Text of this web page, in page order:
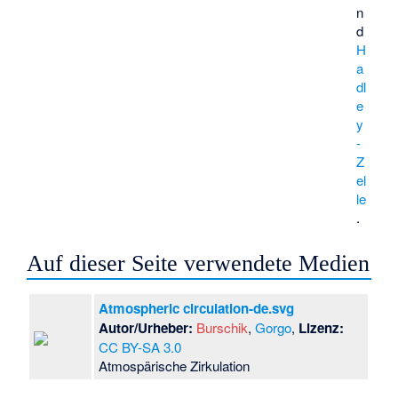
n
d
H
a
dl
e
y
-
Z
el
le
.
Auf dieser Seite verwendete Medien
Atmospheric circulation-de.svg
Autor/Urheber: Burschik,Gorgo, Lizenz:
CC BY-SA 3.0
Atmospärische Zirkulation